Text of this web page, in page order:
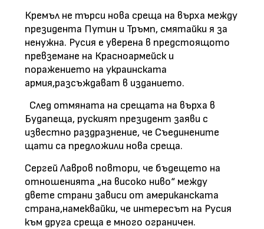
Кремъл не търси нова среща на върха между
президента Путин и Тръмп, смятайки я за
ненужна. Русия е уверена в предстоящото
превземане на Красноармейск и
поражението на украинската
армия,разсъждават в изданието.
След отмяната на срещата на върха в
Будапеща, руският президент заяви с
известно раздразнение, че Съединените
щати са предложили нова среща.
Сергей Лавров повтори, че бъдещето на
отношенията „на високо ниво“ между
двете страни зависи от американската
страна,намеквайки, че интересът на Русия
към друга среща е много ограничен.